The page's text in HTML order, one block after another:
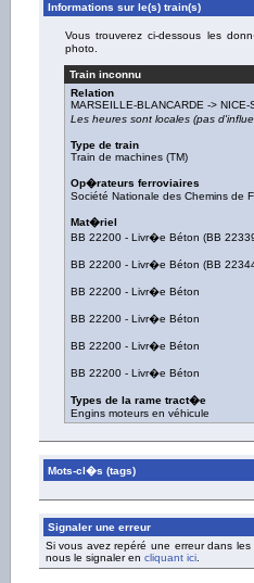
Informations sur le(s) train(s)
Vous trouverez ci-dessous les
photo.
Train inconnu
Relation
MARSEILLE-BLANCARDE -> NICE-
Les heures sont locales (pas
Type de train
Train de machines (TM)
Op�rateurs ferroviaires
Société Nationale des Chemins de
Mat�riel
BB 22200 - Livr�e Béton (BB
BB 22200 - Livr�e Béton (BB
BB 22200 - Livr�e Béton
BB 22200 - Livr�e Béton
BB 22200 - Livr�e Béton
BB 22200 - Livr�e Béton
Types de la rame tract�e
Engins moteurs en véhicule
Mots-cl�s (tags)
Signaler une erreur
Si vous avez repéré une erreur dans
nous le signaler en cliquant ici.